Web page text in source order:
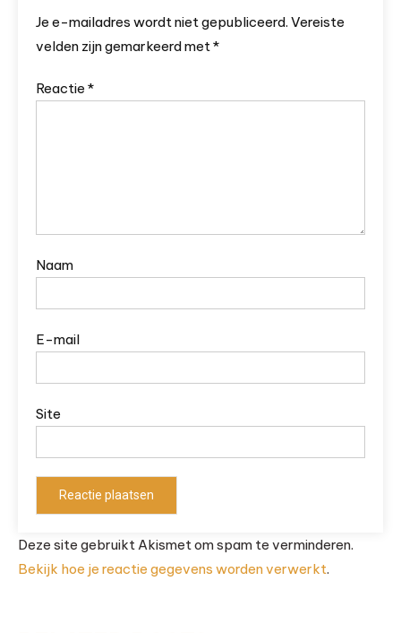
Je e-mailadres wordt niet gepubliceerd. Vereiste
velden zijn gemarkeerd met*
Reactie *
Naam
E-mail
Site
Deze site gebruikt Akismet om spam te verminderen.
Bekijk hoe je reactie gegevens worden verwerkt.